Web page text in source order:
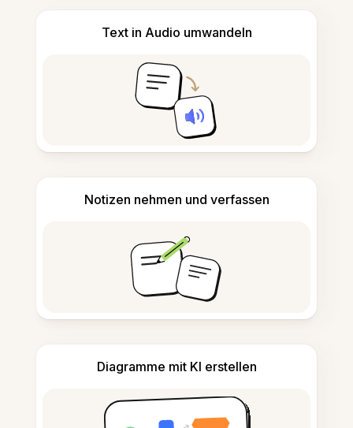
Text in Audio umwandeln
Notizen nehmen und verfassen
Diagramme mit KI erstellen